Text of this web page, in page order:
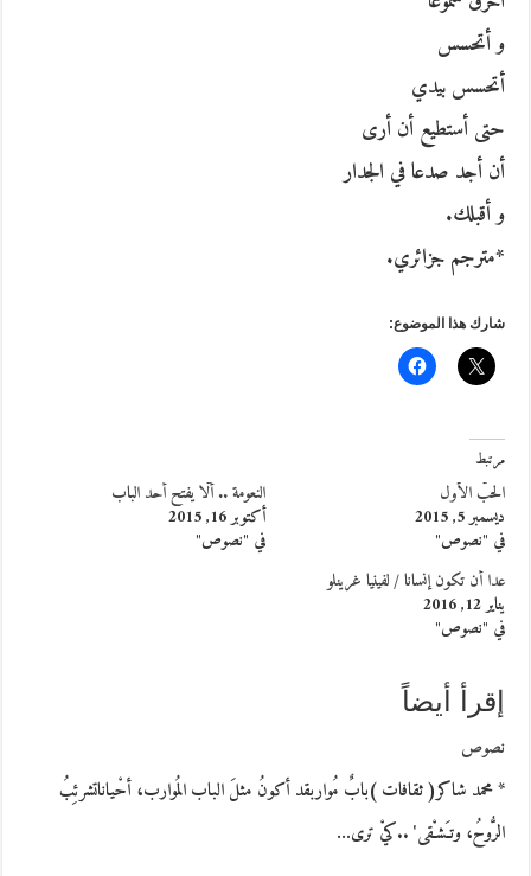
و أتحسس
أتحسس بيدي
حتى أستطيع أن أرى
أن أجد صدعا في الجدار
و أقبلك.
*مترجم جزائري.
شارك هذا الموضوع:
مرتبط
الحبّ الأول
ديسمبر 5, 2015
في "نصوص"
النعومة .. ألّا يفتح أحد الباب
أكتوبر 16, 2015
في "نصوص"
عدا أن تكون إنسانا / لفينيا غرينلو
يناير 12, 2016
في "نصوص"
إقرأ أيضاً
نصوص
* محمد شاكر( ثقافات )بابٌ مُواربقد أكونُ مثلَ الباب المُوارب، أحْياناتشرئِبُ
الرُّوحُ، وتـَشـْقى' ..كيْ ترى…